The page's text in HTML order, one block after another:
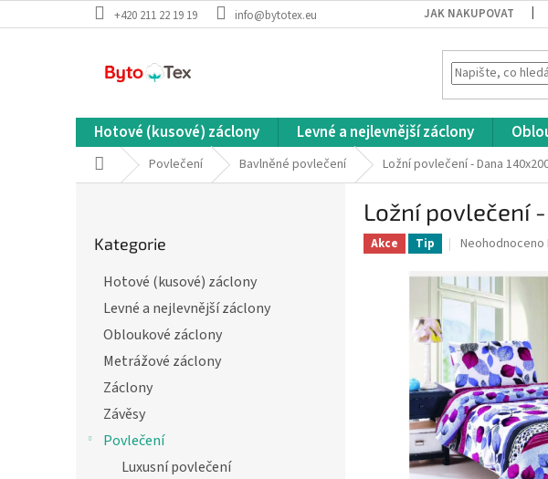
na
+420 211 22 19 19 info@bytotex.eu JAK NAKUPOVAT
Hotové (kusové) záclony Levné a nejlevnější záclony
Domů Povlečení Bavlněné povlečení Ložní povlečení - Dana
kategorie
Kategorie
Hotové (kusové) záclony
Levné a nejlevnější záclony
Obloukové záclony
Metrážové záclony
Záclony
Závěsy
Povlečení
Luxusní povlečení
Ložní povlečení
Akce Tip
Průměrné
produktu
je
5
hvězdiček.
Neohodnoceno